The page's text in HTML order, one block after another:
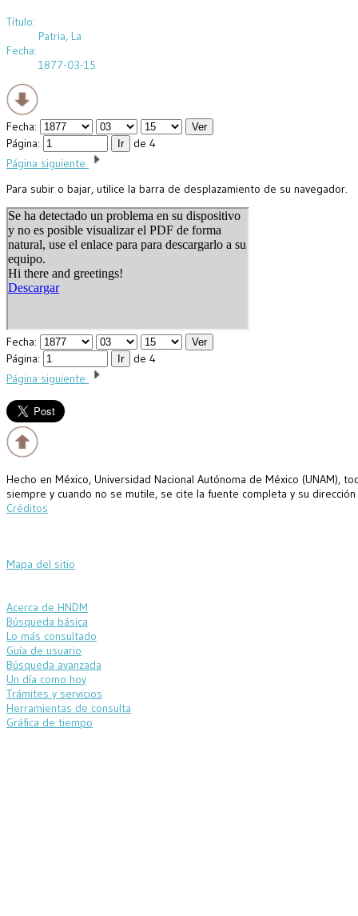
Título:
Patria, La
Fecha:
1877-03-15
Fecha:
Página:
de 4
Página siguiente
Para subir o bajar, utilice la barra de desplazamiento de su navegador.
Fecha:
Página:
de 4
Página siguiente
Hecho en México, Universidad Nacional Autónoma de México
siempre y cuando no se mutile, se cite la fuente completa y su
Créditos
Mapa del sitio
Acerca de HNDM
Búsqueda básica
Lo más consultado
Guía de usuario
Búsqueda avanzada
Un día como hoy
Trámites y servicios
Herramientas de consulta
Gráfica de tiempo